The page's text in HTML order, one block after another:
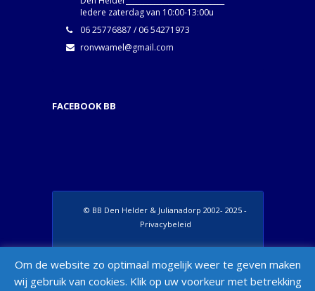
Iedere zaterdag van 10:00-13:00u
06 25776887 / 06 54271973
ronvwamel@gmail.com
FACEBOOK BB
© BB Den Helder & Julianadorp 2002- 2025 -
Privacybeleid
Appearance > Menus > "Manage Locations"
Om de website zo optimaal mogelijk weer te geven maken
wij gebruik van cookies. Klik op uw voorkeur met betrekking